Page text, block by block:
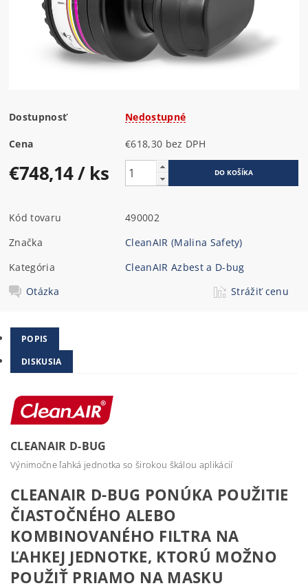
Dostupnosť Nedostupné
Cena €618,30 bez DPH
€748,14/ ks
Kód tovaru
490002
Značka
CleanAIR (Malina Safety)
Kategória
CleanAIR Azbest a D-bug
Otázka
Strážiť cenu
POPIS
DISKUSIA
CLEANAIR D-BUG
Výnimočne ľahká jednotka so širokou škálou aplikácií
CLEANAIR D-BUG PONÚKA POUŽITIE
ČIASTOČNÉHO ALEBO
KOMBINOVANÉHO FILTRA NA
ĽAHKEJ JEDNOTKE, KTORÚ MOŽNO
POUŽIŤ PRIAMO NA MASKU